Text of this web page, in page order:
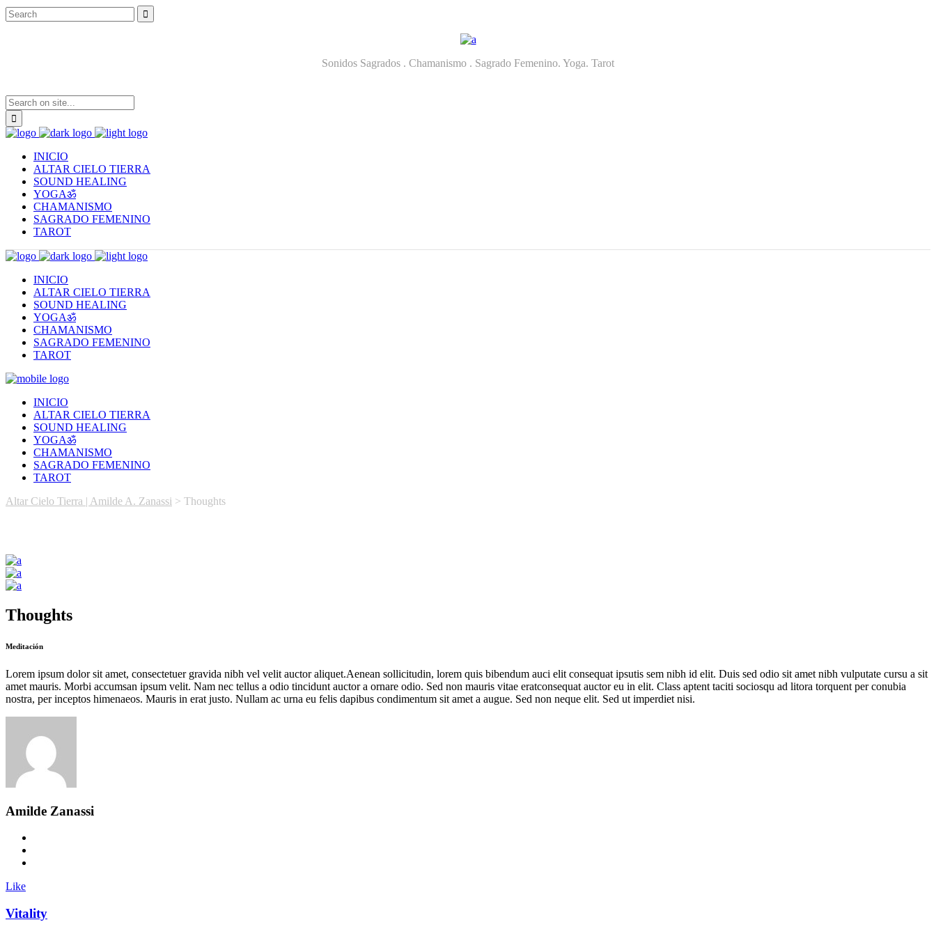
Sonidos Sagrados . Chamanismo . Sagrado Femenino. Yoga. Tarot
INICIO
ALTAR CIELO TIERRA
SOUND HEALING
YOGAॐ
CHAMANISMO
SAGRADO FEMENINO
TAROT
INICIO
ALTAR CIELO TIERRA
SOUND HEALING
YOGAॐ
CHAMANISMO
SAGRADO FEMENINO
TAROT
INICIO
ALTAR CIELO TIERRA
SOUND HEALING
YOGAॐ
CHAMANISMO
SAGRADO FEMENINO
TAROT
Altar Cielo Tierra | Amilde A. Zanassi > Thoughts
Thoughts
Meditación
Lorem ipsum dolor sit amet, consectetuer gravida nibh vel velit auctor aliquet.Aenean sollicitudin, lorem quis bibendum auci elit consequat ipsutis sem nibh id elit. Duis sed odio sit amet nibh vulputate cursu a sit
amet mauris. Morbi accumsan ipsum velit. Nam nec tellus a odio tincidunt auctor a ornare odio. Sed non mauris vitae eratconsequat auctor eu in elit. Class aptent taciti sociosqu ad litora torquent per conubia
nostra, per inceptos himenaeos. Mauris in erat justo. Nullam ac urna eu felis dapibus condimentum sit amet a augue. Sed non neque elit. Sed ut imperdiet nisi.
Amilde Zanassi
Like
Vitality